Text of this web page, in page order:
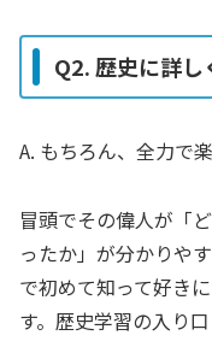
Q2. 歴史に詳し
A. もちろん、全力で
冒頭でその偉人が「
ったか」が分かりや
で初めて知って好き
す。歴史学習の入り